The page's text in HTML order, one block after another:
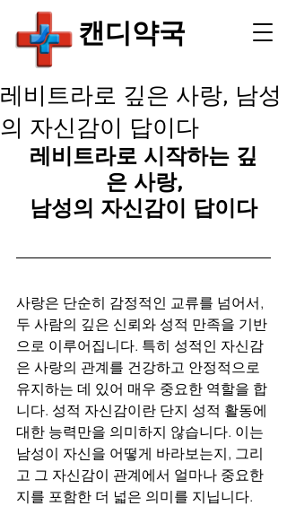
​캔디약국
레비트라로 깊은 사랑, 남성
의 자신감이 답이다
레비트라로 시작하는 깊
은 사랑,
남성의 자신감이 답이다
사랑은 단순히 감정적인 교류를 넘어서,
두 사람의 깊은 신뢰와 성적 만족을 기반
으로 이루어집니다. 특히 성적인 자신감
은 사랑의 관계를 건강하고 안정적으로
유지하는 데 있어 매우 중요한 역할을 합
니다. 성적 자신감이란 단지 성적 활동에
대한 능력만을 의미하지 않습니다. 이는
남성이 자신을 어떻게 바라보는지, 그리
고 그 자신감이 관계에서 얼마나 중요한
지를 포함한 더 넓은 의미를 지닙니다.